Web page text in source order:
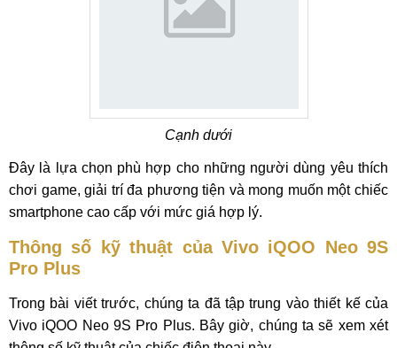
Cạnh dưới
Đây là lựa chọn phù hợp cho những người dùng yêu thích
chơi game, giải trí đa phương tiện và mong muốn một chiếc
smartphone cao cấp với mức giá hợp lý.
Thông số kỹ thuật của Vivo iQOO Neo 9S
Pro Plus
Trong bài viết trước, chúng ta đã tập trung vào thiết kế của
Vivo iQOO Neo 9S Pro Plus. Bây giờ, chúng ta sẽ xem xét